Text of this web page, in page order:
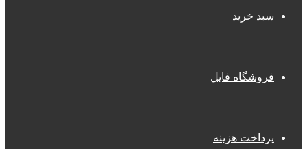
سبد خرید
فروشگاه فایل
پرداخت هزینه